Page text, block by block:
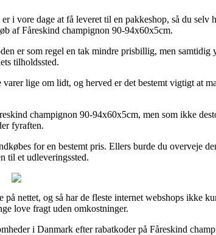
vore dage at få leveret til en pakkeshop, så du selv
af Fåreskind champignon 90-94x60x5cm.
er som regel en tak mindre prisbillig, men
tilholdssted.
lige om lidt, og herved er det bestemt vigtigt at
champignon 90-94x60x5cm, men som ikke
fyraften.
for en bestemt pris. Ellers burde du overveje
til et udleveringssted.
nettet, og så har de fleste internet webshops ikke
love fragt uden omkostninger.
i Danmark efter rabatkoder på Fåreskind